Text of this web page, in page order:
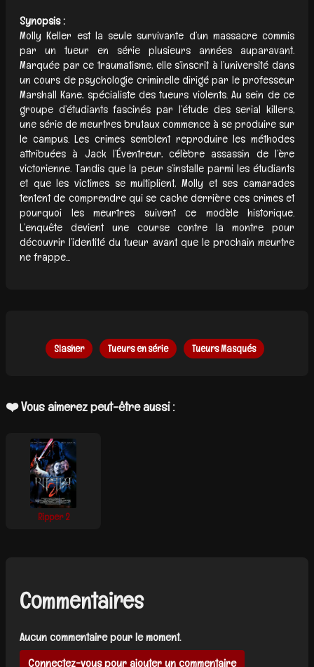
Synopsis :
Molly Keller est la seule survivante d’un massacre commis
par un tueur en série plusieurs années auparavant.
Marquée par ce traumatisme, elle s’inscrit à l’université dans
un cours de psychologie criminelle dirigé par le professeur
Marshall Kane, spécialiste des tueurs violents. Au sein de ce
groupe d’étudiants fascinés par l’étude des serial killers,
une série de meurtres brutaux commence à se produire sur
le campus. Les crimes semblent reproduire les méthodes
attribuées à Jack l’Éventreur, célèbre assassin de l’ère
victorienne. Tandis que la peur s’installe parmi les étudiants
et que les victimes se multiplient, Molly et ses camarades
tentent de comprendre qui se cache derrière ces crimes et
pourquoi les meurtres suivent ce modèle historique.
L’enquête devient une course contre la montre pour
découvrir l’identité du tueur avant que le prochain meurtre
ne frappe...
Slasher Tueurs en série Tueurs Masqués
❤️ Vous aimerez peut-être aussi :
Ripper 2
Commentaires
Aucun commentaire pour le moment.
Connectez-vous pour ajouter un commentaire